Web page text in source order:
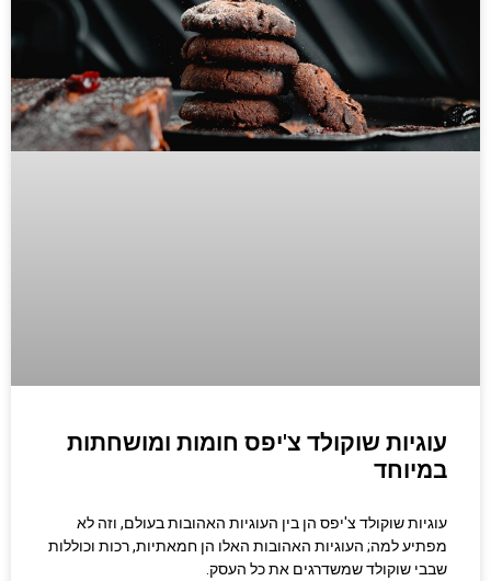
עוגיות שוקולד צ'יפס חומות ומושחתות
במיוחד
עוגיות שוקולד צ'יפס הן בין העוגיות האהובות בעולם, וזה לא
מפתיע למה; העוגיות האהובות האלו הן חמאתיות, רכות וכוללות
שבבי שוקולד שמשדרגים את כל העסק.